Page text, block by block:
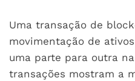
Uma transação de
movimentação de
uma parte para outra
transações mostram a